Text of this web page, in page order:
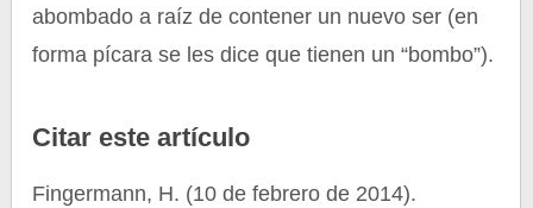
abombado a raíz de contener un nuevo ser (en
forma pícara se les dice que tienen un “bombo”).
Citar este artículo
Fingermann, H. (10 de febrero de 2014).